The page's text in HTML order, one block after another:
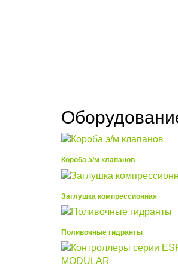
Короба э/м клапанов
Заглушка компрессионная
Поливочные гидранты